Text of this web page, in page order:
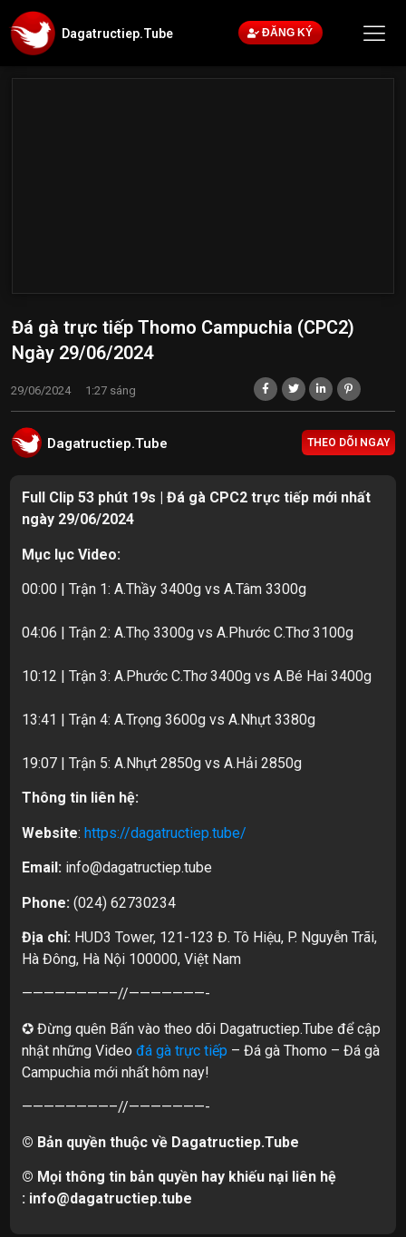
Dagatructiep.Tube ĐĂNG KÝ
Đá gà trực tiếp Thomo Campuchia (CPC2)
Ngày 29/06/2024
29/06/2024 1:27 sáng
Dagatructiep.Tube THEO DÕI NGAY
Full Clip 53 phút 19s | Đá gà CPC2 trực tiếp mới nhất
ngày 29/06/2024
Mục lục Video:
00:00 | Trận 1: A.Thầy 3400g vs A.Tâm 3300g
04:06 | Trận 2: A.Thọ 3300g vs A.Phước C.Thơ 3100g
10:12 | Trận 3: A.Phước C.Thơ 3400g vs A.Bé Hai 3400g
13:41 | Trận 4: A.Trọng 3600g vs A.Nhựt 3380g
19:07 | Trận 5: A.Nhựt 2850g vs A.Hải 2850g
Thông tin liên hệ:
Website: https://dagatructiep.tube/
Email: info@dagatructiep.tube
Phone: (024) 62730234
Địa chỉ: HUD3 Tower, 121-123 Đ. Tô Hiệu, P. Nguyễn Trãi,
Hà Đông, Hà Nội 100000, Việt Nam
————————–//———————-
✪ Đừng quên Bấn vào theo dõi Dagatructiep.Tube để cập
nhật những Video đá gà trực tiếp – Đá gà Thomo – Đá gà
Campuchia mới nhất hôm nay!
————————–//———————-
© Bản quyền thuộc về Dagatructiep.Tube
© Mọi thông tin bản quyền hay khiếu nại liên hệ
: info@dagatructiep.tube